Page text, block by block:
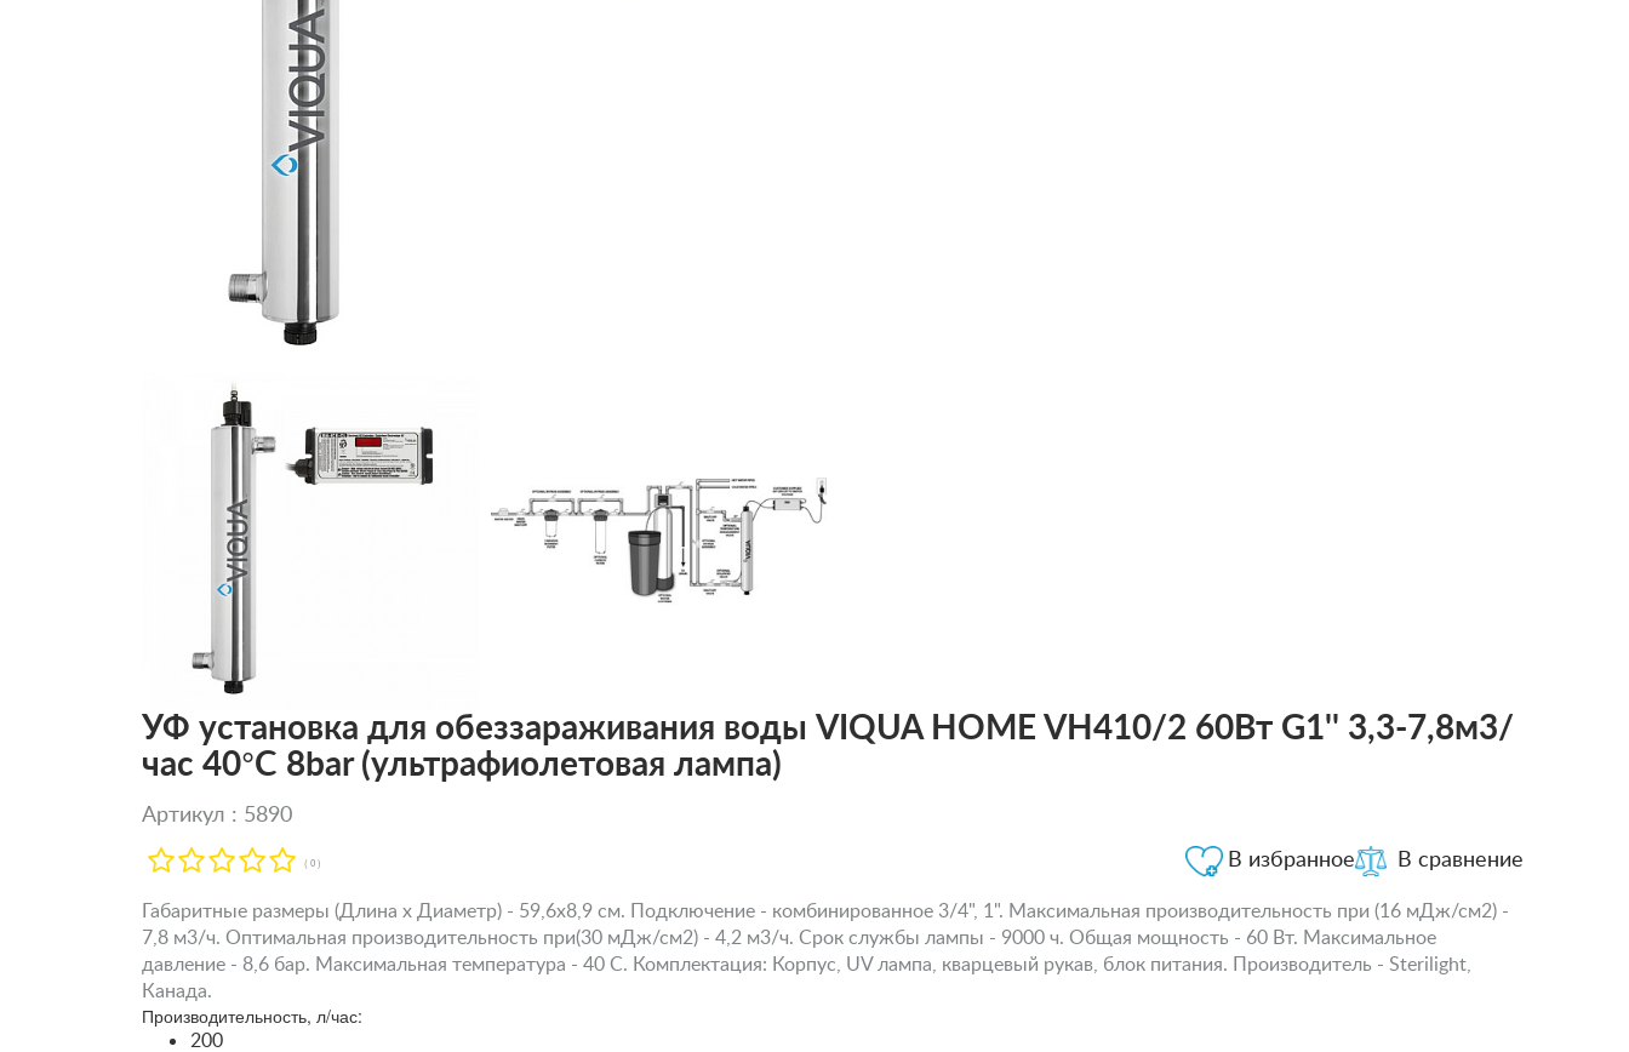
УФ установка для обеззараживания воды VIQUA HOME VH410/2 60Вт G1'' 3,3-7,8м3/
час 40°C 8bar (ультрафиолетовая лампа)
Артикул : 5890
( 0 ) В сравнение
В избранное
Габаритные размеры (Длина х Диаметр) - 59,6х8,9 см. Подключение - комбинированное 3/4", 1". Максимальная производительность при (16 мДж/см2) -
7,8 м3/ч. Оптимальная производительность при(30 мДж/см2) - 4,2 м3/ч. Срок службы лампы - 9000 ч. Общая мощность - 60 Вт. Максимальное
давление - 8,6 бар. Максимальная температура - 40 С. Комплектация: Корпус, UV лампа, кварцевый рукав, блок питания. Производитель - Sterilight,
Канада.
Производительность, л/час:
200